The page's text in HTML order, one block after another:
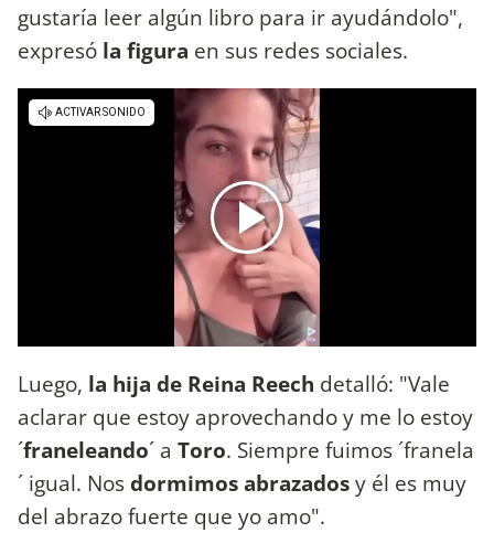
gustaría leer algún libro para ir ayudándolo",
expresó la figura en sus redes sociales.
Luego, la hija de Reina Reech detalló: "Vale
aclarar que estoy aprovechando y me lo estoy
´franeleando´ a Toro. Siempre fuimos ´franela
´ igual. Nosdormimos abrazadosy él es muy
del abrazo fuerte que yo amo".